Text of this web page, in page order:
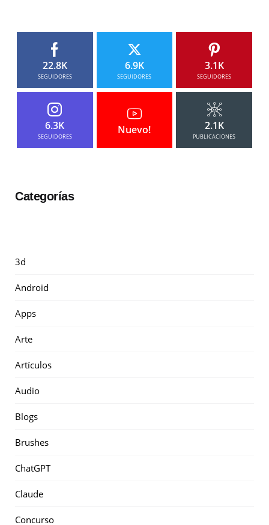
22.8K
SEGUIDORES
6.9K
SEGUIDORES
3.1K
SEGUIDORES
6.3K
SEGUIDORES
Nuevo! 2.1K
PUBLICACIONES
Categorías
3d
Android
Apps
Arte
Artículos
Audio
Blogs
Brushes
ChatGPT
Claude
Concurso